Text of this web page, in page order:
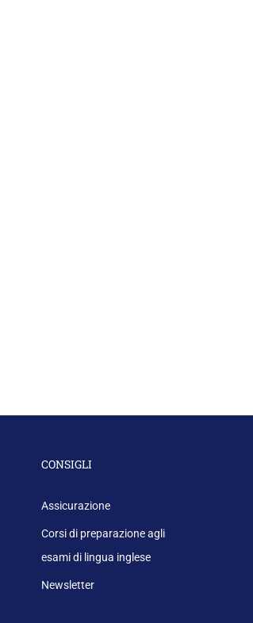
CONSIGLI
Assicurazione
Corsi di preparazione agli
esami di lingua inglese
Newsletter